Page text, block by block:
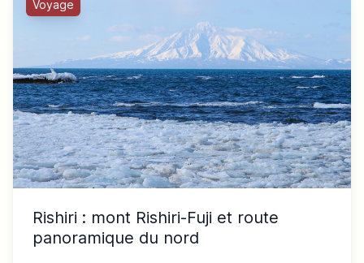
Voyage
Rishiri : mont Rishiri-Fuji et route
panoramique du nord